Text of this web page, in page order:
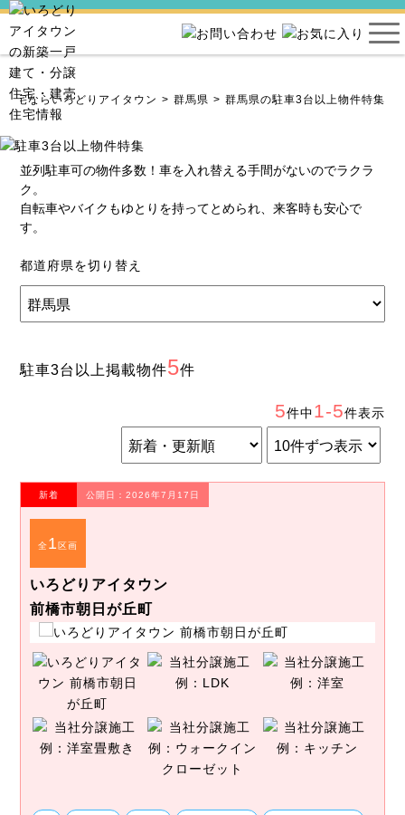
宅ならいろどりアイタウン 群馬県 群馬県の駐車3台以上物件特集
並列駐車可の物件多数！車を入れ替える手間がないのでラクラ
ク。
自転車やバイクもゆとりを持ってとめられ、来客時も安心で
す。
都道府県を切り替え
駐車3台以上掲載物件5件
5件中1-5件表示
新着 公開日：2026年7月17日
全1区画
いろどりアイタウン
前橋市朝日が丘町